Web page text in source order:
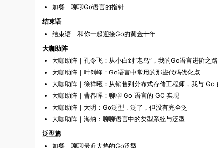
加餐｜聊聊Go语言的指针
结束语
结束语｜和你一起迎接Go的黄金十年
大咖助阵
大咖助阵｜孔令飞：从小白到“老鸟”，我的Go语言进阶之路
大咖助阵｜叶剑峰：Go语言中常用的那些代码优化点
大咖助阵｜徐祥曦：从销售到分布式存储工程师，我与 Go
大咖助阵｜曹春晖：聊聊 Go 语言的 GC 实现
大咖助阵｜大明：Go泛型，泛了，但没有完全泛
大咖助阵｜海纳：聊聊语言中的类型系统与泛型
泛型篇
加餐｜聊聊最近大热的Go泛型